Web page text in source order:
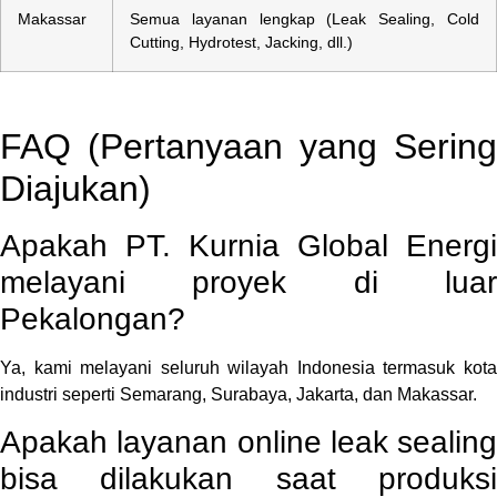
Makassar
Semua layanan lengkap (Leak Sealing, Cold
Cutting, Hydrotest, Jacking, dll.)
FAQ (Pertanyaan yang Sering
Diajukan)
Apakah PT. Kurnia Global Energi
melayani proyek di luar
Pekalongan?
Ya, kami melayani seluruh wilayah Indonesia termasuk kota
industri seperti Semarang, Surabaya, Jakarta, dan Makassar.
Apakah layanan online leak sealing
bisa dilakukan saat produksi